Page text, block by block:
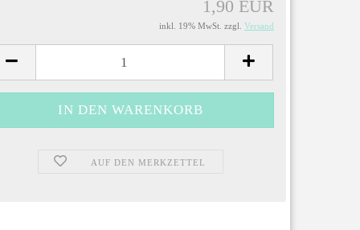
1,90 EUR
inkl. 19% MwSt. zzgl. Versand
AUF DEN MERKZETTEL